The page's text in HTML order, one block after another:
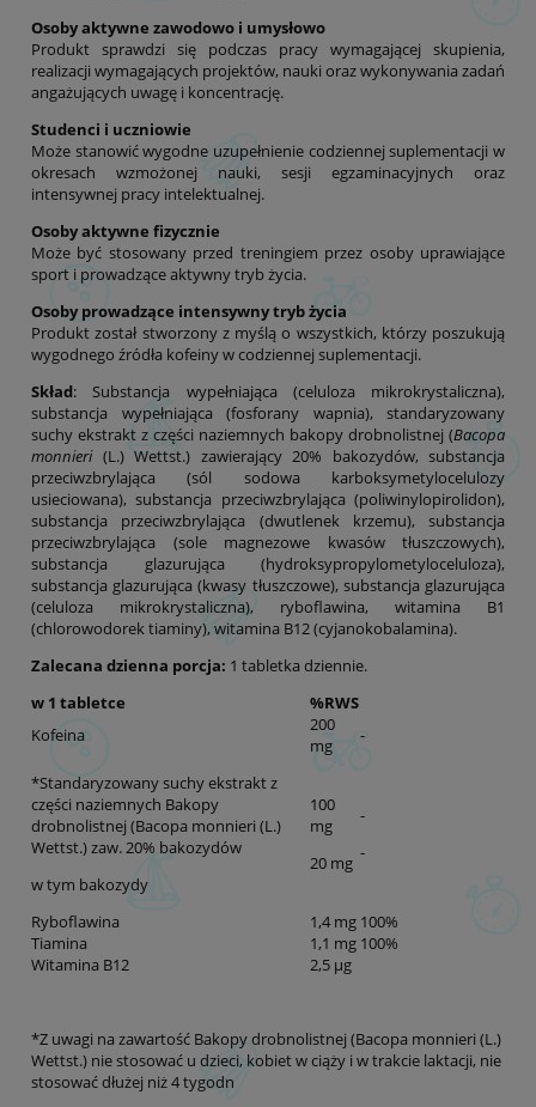
Osoby aktywne zawodowo i umysłowo
Produkt sprawdzi się podczas pracy wymagającej skupienia,
realizacji wymagających projektów, nauki oraz wykonywania zadań
angażujących uwagę i koncentrację.
Studenci i uczniowie
Może stanowić wygodne uzupełnienie codziennej suplementacji w
okresach wzmożonej nauki, sesji egzaminacyjnych oraz
intensywnej pracy intelektualnej.
Osoby aktywne fizycznie
Może być stosowany przed treningiem przez osoby uprawiające
sport i prowadzące aktywny tryb życia.
Osoby prowadzące intensywny tryb życia
Produkt został stworzony z myślą o wszystkich, którzy poszukują
wygodnego źródła kofeiny w codziennej suplementacji.
Skład: Substancja wypełniająca (celuloza mikrokrystaliczna),
substancja wypełniająca (fosforany wapnia), standaryzowany
suchy ekstrakt z części naziemnych bakopy drobnolistnej (Bacopa
monnieri(L.) Wettst.) zawierający 20% bakozydów, substancja
przeciwzbrylająca (sól sodowa karboksymetylocelulozy
usieciowana), substancja przeciwzbrylająca (poliwinylopirolidon),
substancja przeciwzbrylająca (dwutlenek krzemu), substancja
przeciwzbrylająca (sole magnezowe kwasów tłuszczowych),
substancja glazurująca (hydroksypropylometyloceluloza),
substancja glazurująca (kwasy tłuszczowe), substancja glazurująca
(celuloza mikrokrystaliczna), ryboflawina, witamina B1
(chlorowodorek tiaminy), witamina B12 (cyjanokobalamina).
Zalecana dzienna porcja: 1 tabletka dziennie.
w 1 tabletce
%RWS
Kofeina
200
mg
-
*Standaryzowany suchy ekstrakt z
części naziemnych Bakopy
drobnolistnej (Bacopa monnieri (L.)
Wettst.) zaw. 20% bakozydów
w tym bakozydy
100
mg
20 mg
-
-
Ryboflawina 1,4 mg 100%
Tiamina
1,1 mg 100%
Witamina B12
2,5 µg
*Z uwagi na zawartość Bakopy drobnolistnej (Bacopa monnieri (L.)
Wettst.) nie stosować u dzieci, kobiet w ciąży i w trakcie laktacji, nie
stosować dłużej niż 4 tygodn